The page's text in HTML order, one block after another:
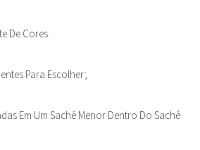
De Cores.
Para Escolher;
Em Um Sachê Menor Dentro Do Sachê